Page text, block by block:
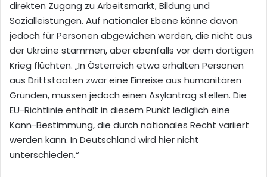
direkten Zugang zu Arbeitsmarkt, Bildung und
Sozialleistungen. Auf nationaler Ebene könne davon
jedoch für Personen abgewichen werden, die nicht aus
der Ukraine stammen, aber ebenfalls vor dem dortigen
Krieg flüchten. „In Österreich etwa erhalten Personen
aus Drittstaaten zwar eine Einreise aus humanitären
Gründen, müssen jedoch einen Asylantrag stellen. Die
EU-Richtlinie enthält in diesem Punkt lediglich eine
Kann-Bestimmung, die durch nationales Recht variiert
werden kann. In Deutschland wird hier nicht
unterschieden.“